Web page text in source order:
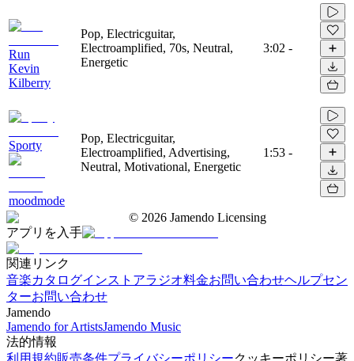
Run
Kevin
Kilberry
Pop, Electricguitar,
Electroamplified, 70s, Neutral,
Energetic
3:02 -
Sporty
moodmode
Pop, Electricguitar,
Electroamplified, Advertising,
Neutral, Motivational, Energetic
1:53 -
© 2026 Jamendo Licensing
アプリを入手
関連リンク
音楽カタログインストアラジオ料金お問い合わせヘルプセン
ターお問い合わせ
Jamendo
Jamendo for ArtistsJamendo Music
法的情報
利用規約販売条件プライバシーポリシークッキーポリシー著